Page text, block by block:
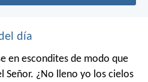
día
en escondites de modo que
Señor. ¿No lleno yo los cielos